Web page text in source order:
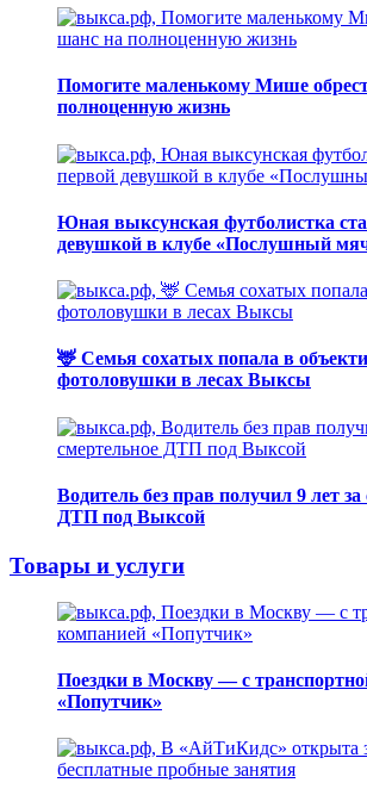
Помогите маленькому Мише
полноценную жизнь
Юная выксунская футболистка
девушкой в клубе «Послушный
🦌 Семья сохатых попала в
фотоловушки в лесах Выксы
Водитель без прав получил 9 лет за
ДТП под Выксой
Товары и услуги
Поездки в Москву — с
«Попутчик»